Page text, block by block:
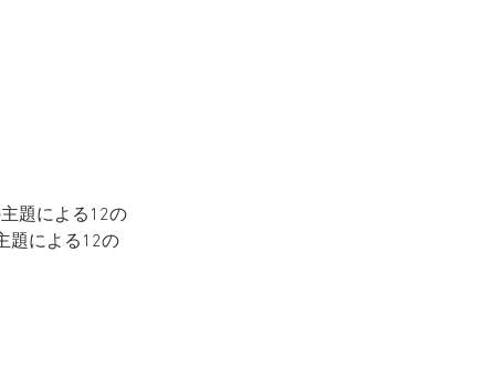
題による12の
題による12の